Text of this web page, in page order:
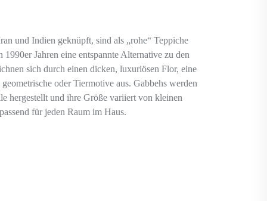
und Indien geknüpft, sind als „rohe“ Teppiche
Jahren eine entspannte Alternative zu den
sich durch einen dicken, luxuriösen Flor, eine
oder Tiermotive aus. Gabbehs werden
hergestellt und ihre Größe variiert von kleinen
für jeden Raum im Haus.